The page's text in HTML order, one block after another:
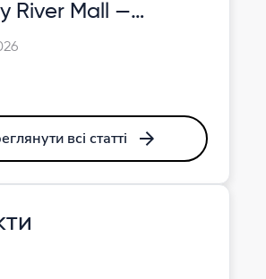
River Mall —
приватних шкіл
всі статті